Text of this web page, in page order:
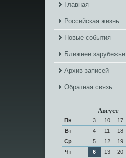
Главная
Российская жизнь
Новые события
Ближнее зарубежье
Архив записей
Обратная связь
Август
Пн 3 10 17
Вт
4 11 18
Ср
5 12 19
Чт
6 13 20